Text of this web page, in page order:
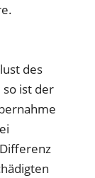
des
so ist der